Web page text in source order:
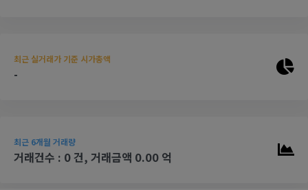
최근 실거래가 기준 시가총액
-
최근 6개월 거래량
거래건수 : 0 건, 거래금액 0.00 억